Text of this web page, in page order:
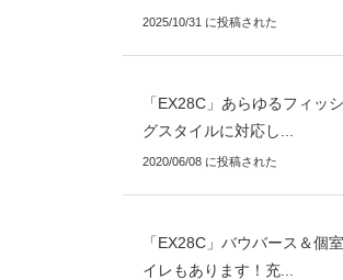
2025/10/31 に投稿された
「EX28C」あらゆるフィッ
グスタイルに対応し...
2020/06/08 に投稿された
「EX28C」バウバース＆個
イレもあります！充...